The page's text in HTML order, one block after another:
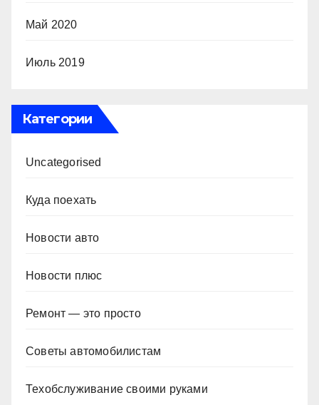
Май 2020
Июль 2019
Категории
Uncategorised
Куда поехать
Новости авто
Новости плюс
Ремонт — это просто
Советы автомобилистам
Техобслуживание своими руками